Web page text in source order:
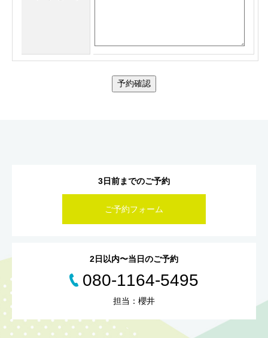
予約確認
3日前までのご予約
ご予約フォーム
2日以内〜当日のご予約
080-1164-5495
担当：櫻井